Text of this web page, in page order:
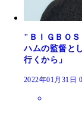
"ＢＩＧＢＯ
ハムの監督と
行くから」
2022年01月31日